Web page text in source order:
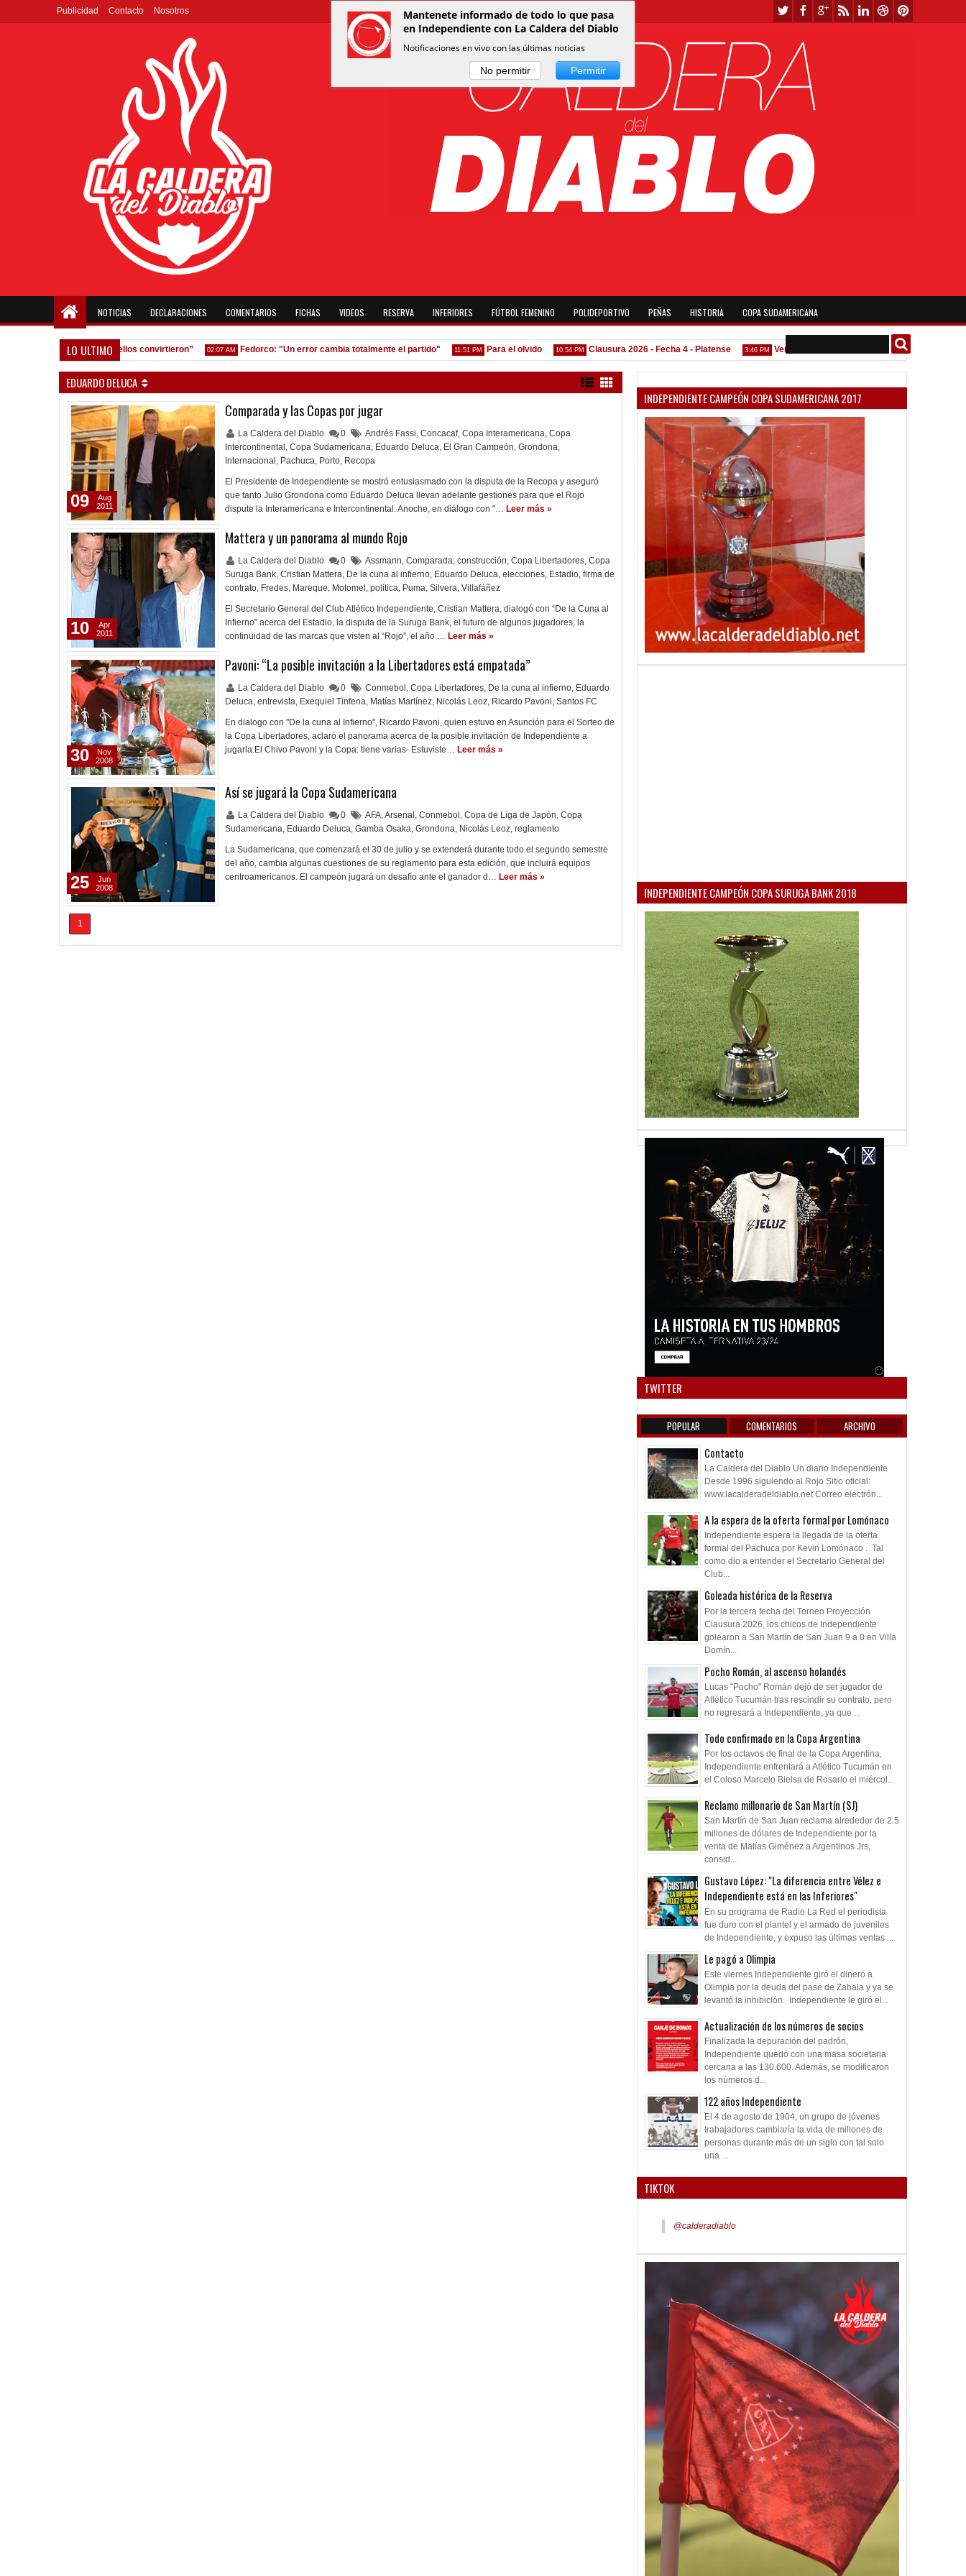
Publicidad Contacto Nosotros
NOTICIAS DECLARACIONES COMENTARIOS FICHAS VIDEOS RESERVA INFERIORES FÚTBOL FEMENINO POLIDEPORTIVO PEÑAS HISTORIA COPA SUDAMERICANA
LO ULTIMO
nos equivocamos y ellos convirtieron” 02:07 AM Fedorco: "Un error cambia totalmente el partido" 11:51 PM Para el olvido 10:54 PM Clausura 2026 - Fecha 4 - Platense 3:46 PM Venta de localidades para la Copa Argentina
EDUARDO DELUCA
Comparada y las Copas por jugar
La Caldera del Diablo 0 Andrés Fassi, Concacaf, Copa Interamericana, Copa
Intercontinental , Copa Sudamericana, Eduardo Deluca, El Gran Campeón, Grondona,
Internacional , Pachuca, Porto, Recopa
El Presidente de Independiente se mostró entusiasmado con la disputa de la Recopa y aseguró
que tanto Julio Grondona como Eduardo Deluca llevan adelante gestiones para que el Rojo
dispute la Interamericana e Intercontinental. Anoche, en diálogo con "… Leer más »
09
Aug
2011
Mattera y un panorama al mundo Rojo
La Caldera del Diablo 0 Assmann, Comparada, construcción, Copa Libertadores, Copa
Suruga Bank, Cristian Mattera, De la cuna al infierno, Eduardo Deluca, elecciones, Estadio, firma de
contrato, Fredes, Mareque, Motomel , política, Puma, Silvera, Villafáñez
El Secretario General del Club Atlético Independiente, Cristian Mattera, dialogó con “De la Cuna al
Infierno” acerca del Estadio, la disputa de la Suruga Bank, el futuro de algunos jugadores, la
continuidad de las marcas que visten al “Rojo”, el año … Leer más »
10
Apr
2011
Pavoni: “La posible invitación a la Libertadores está empatada”
La Caldera del Diablo 0 Conmebol , Copa Libertadores, De la cuna al infierno, Eduardo
Deluca, entrevista, Exequiel Tinfena, Matías Martínez, Nicolás Leoz, Ricardo Pavoni, Santos FC
En dialogo con "De la cuna al Infierno", Ricardo Pavoni, quien estuvo en Asunción para el Sorteo de
la Copa Libertadores, aclaró el panorama acerca de la posible invitación de Independiente a
jugarla.El Chivo Pavoni y la Copa: tiene varias- Estuviste… Leer más »
30
Nov
2008
Así se jugará la Copa Sudamericana
La Caldera del Diablo 0 AFA,Arsenal , Conmebol , Copa de Liga de Japón, Copa
Sudamericana, Eduardo Deluca, Gamba Osaka, Grondona, Nicolás Leoz, reglamento
La Sudamericana, que comenzará el 30 de julio y se extenderá durante todo el segundo semestre
del año, cambia algunas cuestiones de su reglamento para esta edición, que incluirá equipos
centroamericanos. El campeón jugará un desafío ante el ganador d… Leer más »
25
Jun
2008
1
INDEPENDIENTE CAMPEÓN COPA SUDAMERICANA 2017
INDEPENDIENTE CAMPEÓN COPA SURUGA BANK 2018
TWITTER
POPULAR COMENTARIOS ARCHIVO
Contacto
La Caldera del Diablo Un diario Independiente
Desde 1996 siguiendo al Rojo Sitio oficial:
www.lacalderadeldiablo.net Correo electrón...
A la espera de la oferta formal por Lomónaco
Independiente espera la llegada de la oferta
formal del Pachuca por Kevin Lomónaco . Tal
como dio a entender el Secretario General del
Club...
Goleada histórica de la Reserva
Por la tercera fecha del Torneo Proyección
Clausura 2026, los chicos de Independiente
golearon a San Martín de San Juan 9 a 0 en Villa
Domín...
Pocho Román, al ascenso holandés
Lucas "Pocho" Román dejó de ser jugador de
Atlético Tucumán tras rescindir su contrato, pero
no regresará a Independiente, ya que ...
Todo confirmado en la Copa Argentina
Por los octavos de final de la Copa Argentina,
Independiente enfrentará a Atlético Tucumán en
el Coloso Marcelo Bielsa de Rosario el miércol...
Reclamo millonario de San Martín (SJ)
San Martín de San Juan reclama alrededor de 2.5
millones de dólares de Independiente por la
venta de Matías Giménez a Argentinos Jrs,
consid...
Gustavo López: "La diferencia entre Vélez e
Independiente está en las Inferiores"
En su programa de Radio La Red el periodista
fue duro con el plantel y el armado de juveniles
de Independiente, y expuso las últimas ventas ...
Le pagó a Olimpia
Este viernes Independiente giró el dinero a
Olimpia por la deuda del pase de Zabala y ya se
levantó la inhibición. Independiente le giró el...
Actualización de los números de socios
Finalizada la depuración del padrón,
Independiente quedó con una masa societaria
cercana a las 130.600. Además, se modificaron
los números d...
122 años Independiente
El 4 de agosto de 1904, un grupo de jóvenes
trabajadores cambiaría la vida de millones de
personas durante más de un siglo con tal solo
una ...
TIKTOK
@calderadiablo
Mantenete informado de todo lo que pasa
en Independiente con La Caldera del Diablo
Notificaciones en vivo con las últimas noticias
No permitir Permitir